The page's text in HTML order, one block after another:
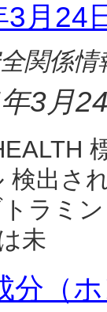
月24
関係情
3月
検出さ
ラミ
未
分（